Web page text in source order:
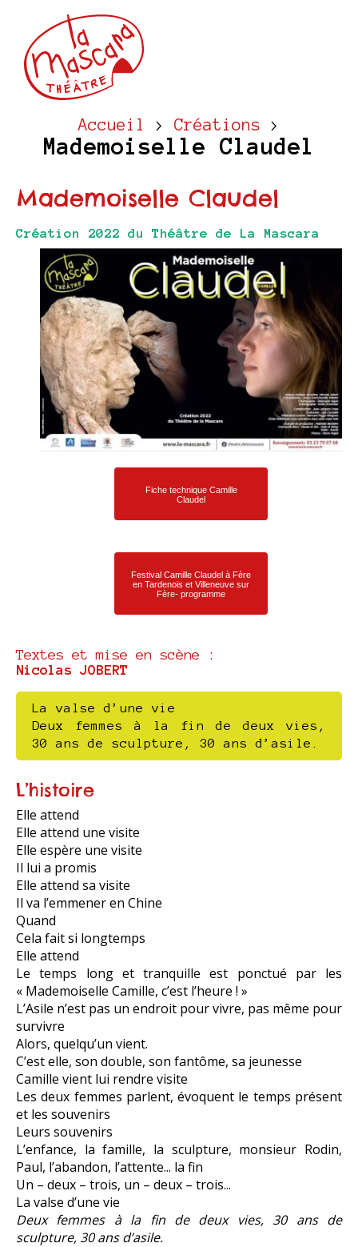
Accueil > Créations >
Mademoiselle Claudel
Mademoiselle Claudel
Création 2022 du Théâtre de La Mascara
Fiche technique Camille
Claudel
Festival Camille Claudel à Fère
en Tardenois et Villeneuve sur
Fère- programme
Textes et mise en scène :
Nicolas JOBERT
La valse d’une vie
Deux femmes à la fin de deux vies,
30 ans de sculpture, 30 ans d’asile.
L’histoire
Elle attend
Elle attend une visite
Elle espère une visite
Il lui a promis
Elle attend sa visite
Il va l’emmener en Chine
Quand
Cela fait si longtemps
Elle attend
Le temps long et tranquille est ponctué par les
« Mademoiselle Camille, c’est l’heure ! »
L’Asile n’est pas un endroit pour vivre, pas même pour
survivre
Alors, quelqu’un vient.
C’est elle, son double, son fantôme, sa jeunesse
Camille vient lui rendre visite
Les deux femmes parlent, évoquent le temps présent
et les souvenirs
Leurs souvenirs
L’enfance, la famille, la sculpture, monsieur Rodin,
Paul, l’abandon, l’attente... la fin
Un – deux – trois, un – deux – trois...
La valse d’une vie
Deux femmes à la fin de deux vies, 30 ans de
sculpture, 30 ans d’asile.